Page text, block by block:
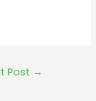
Post →